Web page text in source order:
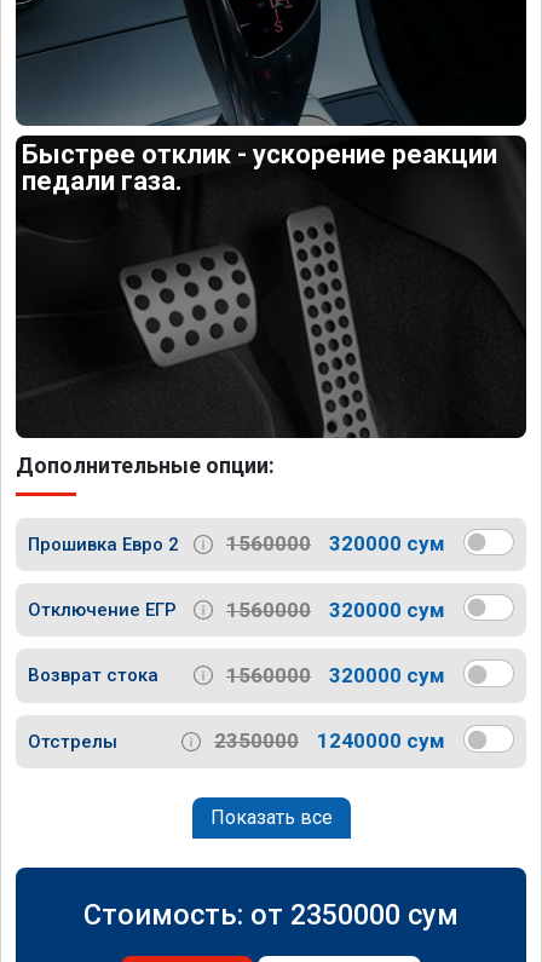
Быстрее отклик - ускорение реакции
педали газа.
Дополнительные опции:
Прошивка Евро 2 1560000 320000 сум
Отключение ЕГР 1560000 320000 сум
Возврат стока 1560000 320000 сум
Отстрелы 2350000 1240000 сум
Показать все
Стоимость: от 2350000 сум